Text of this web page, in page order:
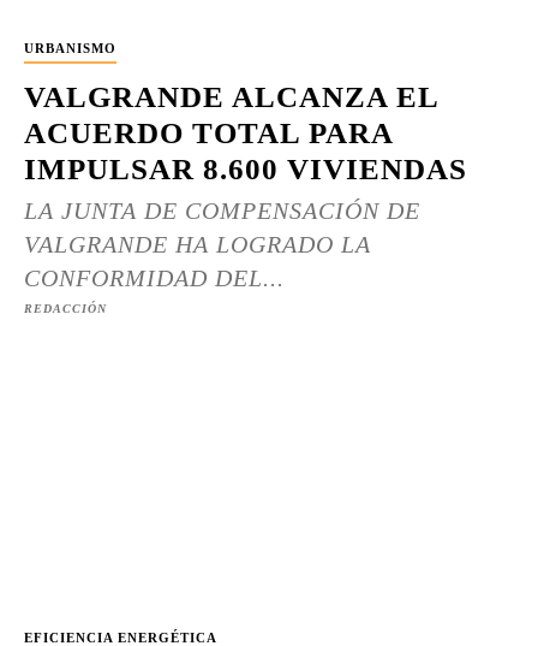
URBANISMO
VALGRANDE ALCANZA EL
ACUERDO TOTAL PARA
IMPULSAR 8.600 VIVIENDAS
LA JUNTA DE COMPENSACIÓN DE
VALGRANDE HA LOGRADO LA
CONFORMIDAD DEL...
REDACCIÓN
EFICIENCIA ENERGÉTICA